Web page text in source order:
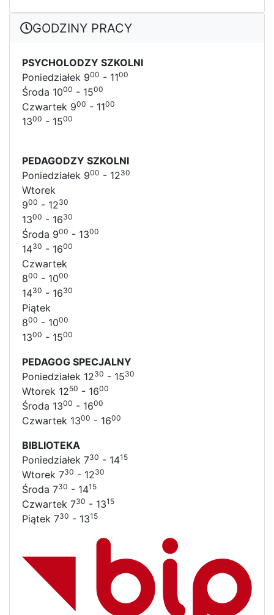
GODZINY PRACY
PSYCHOLODZY SZKOLNI
Poniedziałek 900 - 1100
Środa 1000 - 1500
Czwartek 900 - 1100
1300 - 1500
PEDAGODZY SZKOLNI
Poniedziałek 900 - 1230
Wtorek
900 - 1230
1300 - 1630
Środa 900 - 1300
1430 - 1600
Czwartek
800 - 1000
1430 - 1630
Piątek
800 - 1000
1300 - 1500
PEDAGOG SPECJALNY
Poniedziałek 1230 - 1530
Wtorek 1250 - 1600
Środa 1300 - 1600
Czwartek 1300 - 1600
BIBLIOTEKA
Poniedziałek 730 - 1415
Wtorek 730 - 1230
Środa 730 - 1415
Czwartek 730 - 1315
Piątek 730 - 1315